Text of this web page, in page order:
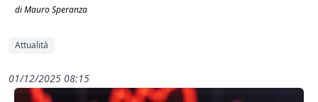
di Mauro Speranza
Attualità
01/12/2025 08:15